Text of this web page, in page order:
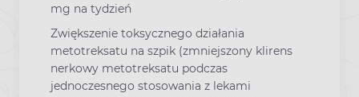
mg na tydzień
Zwiększenie toksycznego działania
metotreksatu na szpik (zmniejszony klirens
nerkowy metotreksatu podczas
jednoczesnego stosowania z lekami